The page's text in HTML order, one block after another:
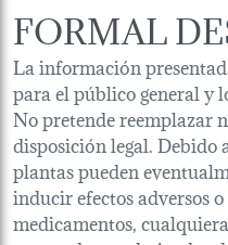
FORMAL
La información
para el público general y
No pretende reemplazar
disposición legal. Debido
plantas pueden
inducir efectos adversos
medicamentos,